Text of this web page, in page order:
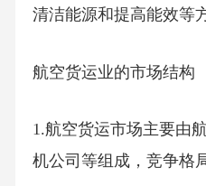
清洁能源和提高能效等
航空货运业的市场结构
1.航空货运市场主要由
机公司等组成，竞争格